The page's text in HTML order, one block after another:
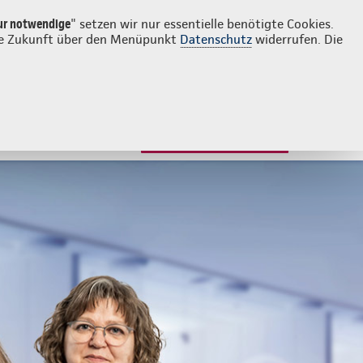
notwendige" setzen wir nur essentielle benötigte Cookies.
Zukunft über den Menüpunkt Datenschutz widerrufen. Die
Login Kontakt 02154 4729085